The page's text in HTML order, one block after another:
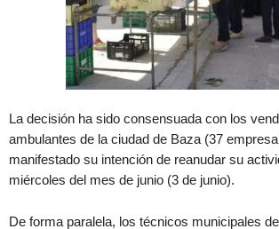
La decisión ha sido consensuada con los
ambulantes de la ciudad de Baza (37
manifestado su intención de reanudar su
miércoles del mes de junio (3 de junio).
De forma paralela, los técnicos municipales